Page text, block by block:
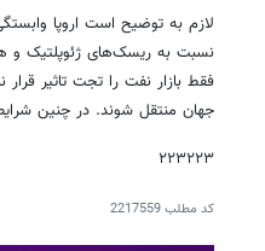
لازم به توضیح است اروپا
نسبت به ریسک‌های ژئوپلتیک
فقط بازار نفت را تجت تاثیر
جهان منتقل شوند. در چنین
۲۲۳۲۲۳
کد مطلب2217559